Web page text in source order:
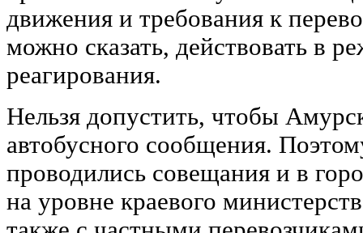
движения и требования к
можно сказать, действовать в
реагирования.
Нельзя допустить, чтобы
автобусного сообщения.
проводились совещания и в
на уровне краевого